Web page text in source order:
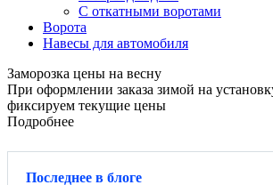
С откатными воротами
Ворота
Навесы для автомобиля
Заморозка цены на весну
При оформлении заказа зимой на
фиксируем текущие цены
Подробнее
Последнее в блоге